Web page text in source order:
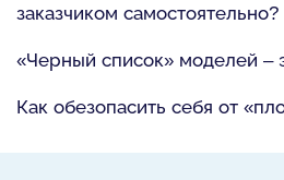
заказчиком самостоятельно?
«Черный список» моделей –
Как обезопасить себя от